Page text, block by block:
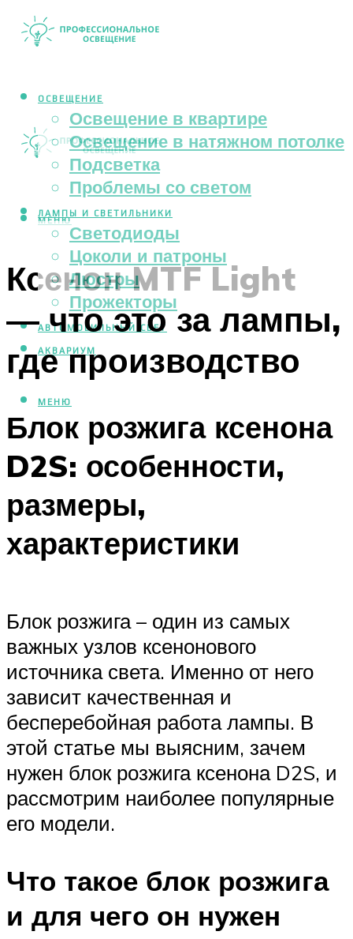
ОСВЕЩЕНИЕ
Освещение в квартире
Освещение в натяжном потолке
Подсветка
Проблемы со светом
ЛАМПЫ И СВЕТИЛЬНИКИ
Светодиоды
Цоколи и патроны
Люстры
Прожекторы
АВТОМОБИЛЬНЫЙ СВЕТ
АКВАРИУМ
МЕНЮ
МЕНЮ
Ксенон MTF Light
— что это за лампы,
где производство
Блок розжига ксенона
D2S: особенности,
размеры,
характеристики
Блок розжига – один из самых
важных узлов ксенонового
источника света. Именно от него
зависит качественная и
бесперебойная работа лампы. В
этой статье мы выясним, зачем
нужен блок розжига ксенона D2S, и
рассмотрим наиболее популярные
его модели.
Что такое блок розжига
и для чего он нужен